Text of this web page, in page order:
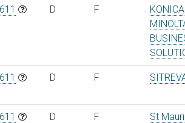
611 D F
KONICA
611 D F
611 D F
St